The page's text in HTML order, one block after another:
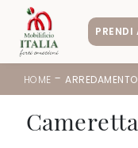
PRENDI
HOME -